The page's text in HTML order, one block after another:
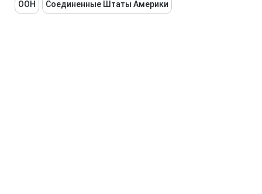
ООН Соединенные Штаты Америки